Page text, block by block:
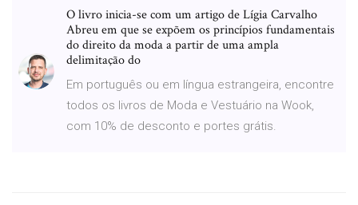
O livro inicia-se com um artigo de Lígia Carvalho
Abreu em que se expõem os princípios fundamentais
do direito da moda a partir de uma ampla
delimitação do
Em português ou em língua estrangeira, encontre
todos os livros de Moda e Vestuário na Wook,
com 10% de desconto e portes grátis.